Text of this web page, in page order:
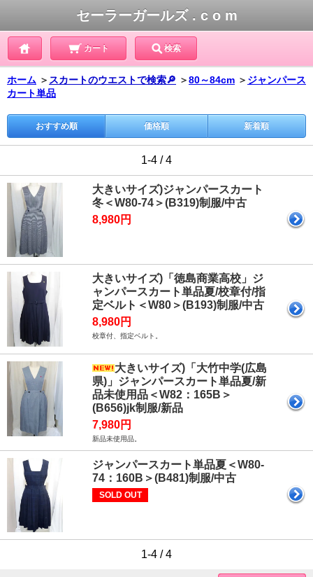
セーラーガールズ . c o m
カート 検索
ホーム ＞ スカートのウエストで検索🔎 ＞80～84cm ＞ ジャンパース
カート単品
おすすめ順 価格順 新着順
1-4 / 4
大きいサイズ)ジャンパースカート
冬＜W80-74＞(B319)制服/中古
8,980円
大きいサイズ)「徳島商業高校」ジ
ャンパースカート単品夏/校章付/指
定ベルト＜W80＞(B193)制服/中古
8,980円
校章付、指定ベルト。
大きいサイズ)「大竹中学(広島
県)」ジャンパースカート単品夏/新
品未使用品＜W82：165B＞
(B656)jk制服/新品
7,980円
新品未使用品。
ジャンパースカート単品夏＜W80-
74：160B＞(B481)制服/中古
SOLD OUT
1-4 / 4